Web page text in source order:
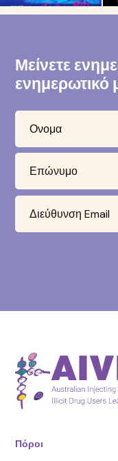
Μείνετε
ενημερωτικό
Πόροι